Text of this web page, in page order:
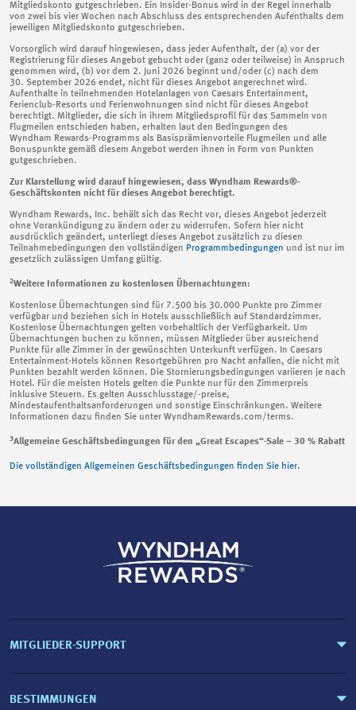
Mitgliedskonto gutgeschrieben. Ein Insider-Bonus wird in der Regel innerhalb
von zwei bis vier Wochen nach Abschluss des entsprechenden Aufenthalts dem
jeweiligen Mitgliedskonto gutgeschrieben.
Vorsorglich wird darauf hingewiesen, dass jeder Aufenthalt, der (a) vor der
Registrierung für dieses Angebot gebucht oder (ganz oder teilweise) in Anspruch
genommen wird, (b) vor dem 2. Juni 2026 beginnt und/oder (c) nach dem
30. September 2026 endet, nicht für dieses Angebot angerechnet wird.
Aufenthalte in teilnehmenden Hotelanlagen von Caesars Entertainment,
Ferienclub-Resorts und Ferienwohnungen sind nicht für dieses Angebot
berechtigt. Mitglieder, die sich in ihrem Mitgliedsprofil für das Sammeln von
Flugmeilen entschieden haben, erhalten laut den Bedingungen des
Wyndham Rewards-Programms als Basisprämienvorteile Flugmeilen und alle
Bonuspunkte gemäß diesem Angebot werden ihnen in Form von Punkten
gutgeschrieben.
Zur Klarstellung wird darauf hingewiesen, dass Wyndham Rewards®-
Geschäftskonten nicht für dieses Angebot berechtigt.
Wyndham Rewards, Inc. behält sich das Recht vor, dieses Angebot jederzeit
ohne Vorankündigung zu ändern oder zu widerrufen. Sofern hier nicht
ausdrücklich geändert, unterliegt dieses Angebot zusätzlich zu diesen
Teilnahmebedingungen den vollständigen Programmbedingungen und ist nur im
gesetzlich zulässigen Umfang gültig.
2Weitere Informationen zu kostenlosen Übernachtungen:
Kostenlose Übernachtungen sind für 7.500 bis 30.000 Punkte pro Zimmer
verfügbar und beziehen sich in Hotels ausschließlich auf Standardzimmer.
Kostenlose Übernachtungen gelten vorbehaltlich der Verfügbarkeit. Um
Übernachtungen buchen zu können, müssen Mitglieder über ausreichend
Punkte für alle Zimmer in der gewünschten Unterkunft verfügen. In Caesars
Entertainment-Hotels können Resortgebühren pro Nacht anfallen, die nicht mit
Punkten bezahlt werden können. Die Stornierungsbedingungen variieren je nach
Hotel. Für die meisten Hotels gelten die Punkte nur für den Zimmerpreis
inklusive Steuern. Es gelten Ausschlusstage/-preise,
Mindestaufenthaltsanforderungen und sonstige Einschränkungen. Weitere
Informationen dazu finden Sie unter WyndhamRewards.com/terms.
3Allgemeine Geschäftsbedingungen für den „Great Escapes“-Sale – 30 % Rabatt
Die vollständigen Allgemeinen Geschäftsbedingungen finden Sie hier.
MITGLIEDER-SUPPORT
BESTIMMUNGEN